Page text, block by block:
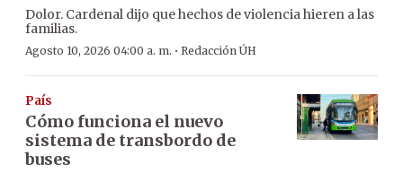
Dolor. Cardenal dijo que hechos de violencia hieren a las
familias.
Agosto 10, 2026 04:00 a. m. · Redacción ÚH
País
Cómo funciona el nuevo
sistema de transbordo de
buses